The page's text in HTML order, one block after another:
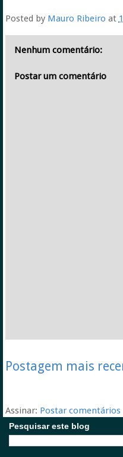
Posted by Mauro Ribeiro at
Nenhum comentário:
Postar um comentário
Postagem mais
Assinar: Postar comentários
Pesquisar este blog